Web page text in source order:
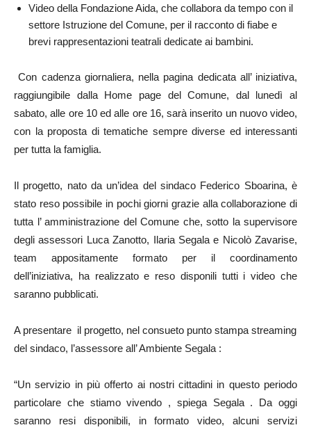
Video della Fondazione Aida, che collabora da tempo con il
settore Istruzione del Comune, per il racconto di fiabe e
brevi rappresentazioni teatrali dedicate ai bambini.
Con cadenza giornaliera, nella pagina dedicata all’ iniziativa,
raggiungibile dalla Home page del Comune, dal lunedì al
sabato, alle ore 10 ed alle ore 16, sarà inserito un nuovo video,
con la proposta di tematiche sempre diverse ed interessanti
per tutta la famiglia.
Il progetto, nato da un’idea del sindaco Federico Sboarina, è
stato reso possibile in pochi giorni grazie alla collaborazione di
tutta l’ amministrazione del Comune che, sotto la supervisore
degli assessori Luca Zanotto, Ilaria Segala e Nicolò Zavarise,
team appositamente formato per il coordinamento
dell’iniziativa, ha realizzato e reso disponili tutti i video che
saranno pubblicati.
A presentare il progetto, nel consueto punto stampa streaming
del sindaco, l’assessore all’ Ambiente Segala :
“Un servizio in più offerto ai nostri cittadini in questo periodo
particolare che stiamo vivendo , spiega Segala . Da oggi
saranno resi disponibili, in formato video, alcuni servizi